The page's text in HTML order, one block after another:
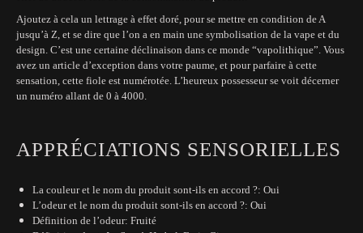
Ajoutez à cela un lettrage à effet doré, pour se mettre en condition de A
jusqu’à Z, et se dire que l’on a en main une symbolisation de la vape et du
design. C’est une certaine déclinaison dans ce monde “vapolithique”. Vous
avez un article d’exception dans votre paume, et pour parfaire à cette
sensation, cette fiole est numérotée. L’heureux possesseur se voit décerner
un numéro allant de 0 à 4000.
APPRÉCIATIONS SENSORIELLES
La couleur et le nom du produit sont-ils en accord ?: Oui
L’odeur et le nom du produit sont-ils en accord ?: Oui
Définition de l’odeur: Fruité